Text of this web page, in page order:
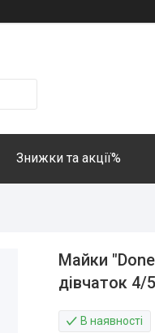
Знижки та акції%
Майки
дівчаток 4/
В наявності